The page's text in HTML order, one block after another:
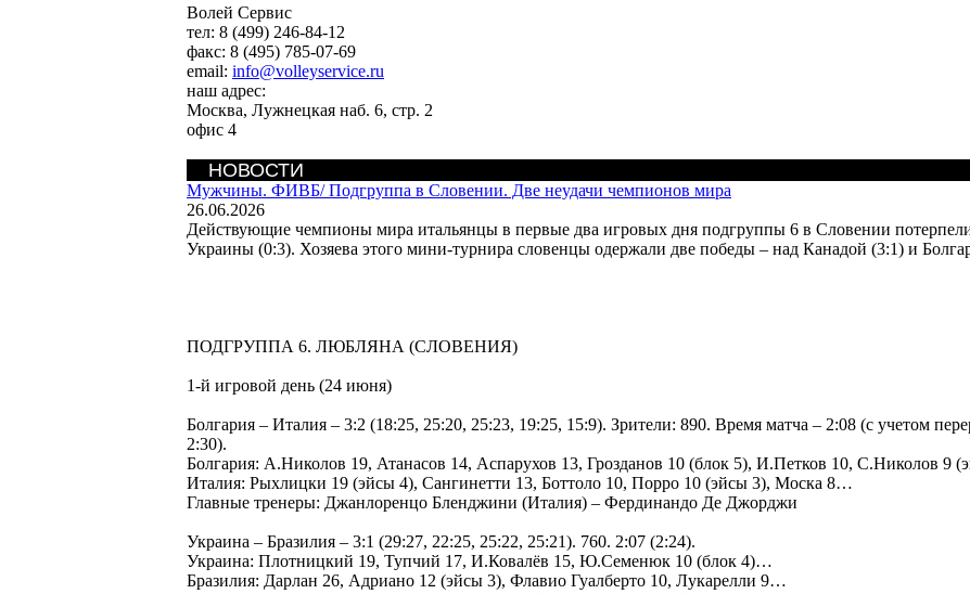
Волей Сервис
тел: 8 (499) 246-84-12
факс: 8 (495) 785-07-69
email: info@volleyservice.ru
наш адрес:
Москва, Лужнецкая наб. 6, стр. 2
офис 4
НОВОСТИ
Мужчины. ФИВБ/Подгруппа в Словении. Две неудачи чемпионов мира
26.06.2026
Действующие чемпионы мира итальянцы в первые два игровых дня подгруппы 6 в Словении
Украины (0:3). Хозяева этого мини-турнира словенцы одержали две победы – над Канадой (3:1) и
ПОДГРУППА 6. ЛЮБЛЯНА (СЛОВЕНИЯ)
1-й игровой день (24 июня)
Болгария – Италия – 3:2 (18:25, 25:20, 25:23, 19:25, 15:9). Зрители: 890. Время матча – 2:08 (с учетом
2:30).
Болгария: А.Николов 19, Атанасов 14, Аспарухов 13, Грозданов 10 (блок 5), И.Петков 10, С.Николов 9
Италия: Рыхлицки 19 (эйсы 4), Сангинетти 13, Боттоло 10, Порро 10 (эйсы 3), Моска 8…
Главные тренеры: Джанлоренцо Бленджини (Италия) – Фердинандо Де Джорджи
Украина – Бразилия – 3:1 (29:27, 22:25, 25:22, 25:21). 760. 2:07 (2:24).
Украина: Плотницкий 19, Тупчий 17, И.Ковалёв 15, Ю.Семенюк 10 (блок 4)…
Бразилия: Дарлан 26, Адриано 12 (эйсы 3), Флавио Гуалберто 10, Лукарелли 9…